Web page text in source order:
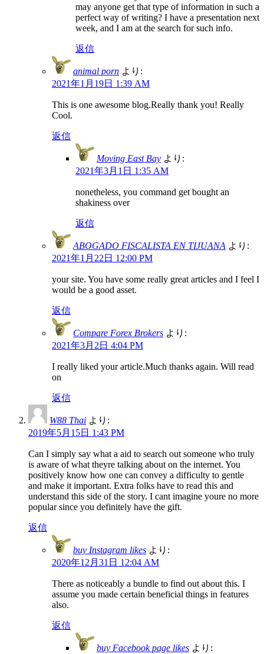
may anyone get that type of information in such a
perfect way of writing? I have a presentation next
week, and I am at the search for such info.
返信
animal porn より:
2021年1月19日 1:39 AM
This is one awesome blog.Really thank you! Really
Cool.
返信
Moving East Bay より:
2021年3月1日 1:35 AM
nonetheless, you command get bought an
shakiness over
返信
ABOGADO FISCALISTA EN TIJUANA より:
2021年1月22日 12:00 PM
your site. You have some really great articles and I feel I
would be a good asset.
返信
Compare Forex Brokers より:
2021年3月2日 4:04 PM
I really liked your article.Much thanks again. Will read
on
返信
W88 Thai より:
2019年5月15日 1:43 PM
Can I simply say what a aid to search out someone who truly
is aware of what theyre talking about on the internet. You
positively know how one can convey a difficulty to gentle
and make it important. Extra folks have to read this and
understand this side of the story. I cant imagine youre no more
popular since you definitely have the gift.
返信
buy Instagram likes より:
2020年12月31日 12:04 AM
There as noticeably a bundle to find out about this. I
assume you made certain beneficial things in features
also.
返信
buy Facebook page likes より: